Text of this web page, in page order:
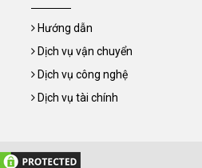
Hướng dẫn
Dịch vụ vận chuyển
Dịch vụ công nghệ
Dịch vụ tài chính